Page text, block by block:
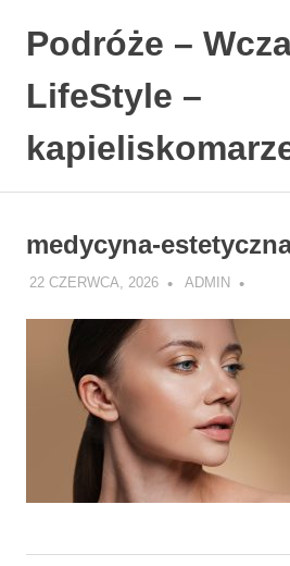
content
Podróże –
LifeStyle –
medycyna-
22 CZERWCA, 2026 ADMIN